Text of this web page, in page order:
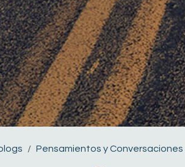
Pensamientos y Conversaciones